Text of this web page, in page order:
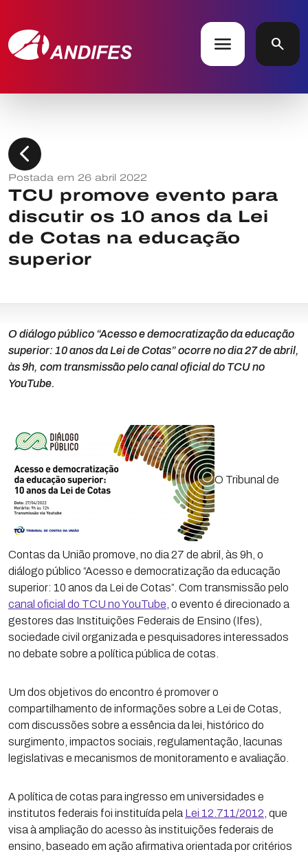
menu search
chevron_left
Postada em 26 abril 2022
TCU promove evento para
discutir os 10 anos da Lei
de Cotas na educação
superior
O diálogo público “Acesso e democratização da educação
superior: 10 anos da Lei de Cotas” ocorre no dia 27 de abril,
às 9h, com transmissão pelo canal oficial do TCU no
YouTube.
O Tribunal de
Contas da União promove, no dia 27 de abril, às 9h, o
diálogo público “Acesso e democratização da educação
superior: 10 anos da Lei de Cotas”. Com transmissão pelo
canal oficial do TCU no YouTube , o evento é direcionado a
gestores das Instituições Federais de Ensino (Ifes),
sociedade civil organizada e pesquisadores interessados
no debate sobre a política pública de cotas.
Um dos objetivos do encontro é promover o
compartilhamento de informações sobre a Lei de Cotas,
com discussões sobre a essência da lei, histórico do
surgimento, impactos sociais, regulamentação, lacunas
legislativas e mecanismos de monitoramento e avaliação.
A política de cotas para ingresso em universidades e
institutos federais foi instituída pela Lei 12.711/2012 , que
visa à ampliação do acesso às instituições federais de
ensino, baseado em ação afirmativa orientada por critérios